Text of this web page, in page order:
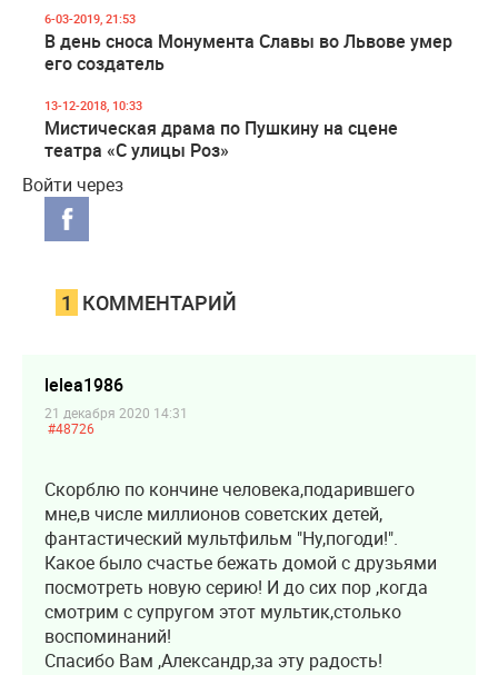
6-03-2019, 21:53
В день сноса Монумента Славы во Львове умер
его создатель
13-12-2018, 10:33
Мистическая драма по Пушкину на сцене
театра «С улицы Роз»
Войти через
1 КОММЕНТАРИЙ
lelea1986
21 декабря 2020 14:31
#48726
Скорблю по кончине человека,подарившего
мне,в числе миллионов советских детей,
фантастический мультфильм "Ну,погоди!".
Какое было счастье бежать домой с друзьями
посмотреть новую серию! И до сих пор ,когда
смотрим с супругом этот мультик,столько
воспоминаний!
Спасибо Вам ,Александр,за эту радость!